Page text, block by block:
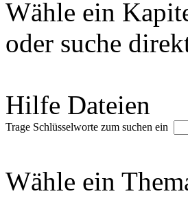
Wähle ein
oder suche
Hilfe Dateien
Trage Schlüsselworte zum suchen ein
Wähle ein